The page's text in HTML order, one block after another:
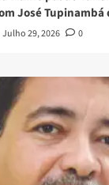
José Tupinambá
Julho 29, 2026 0